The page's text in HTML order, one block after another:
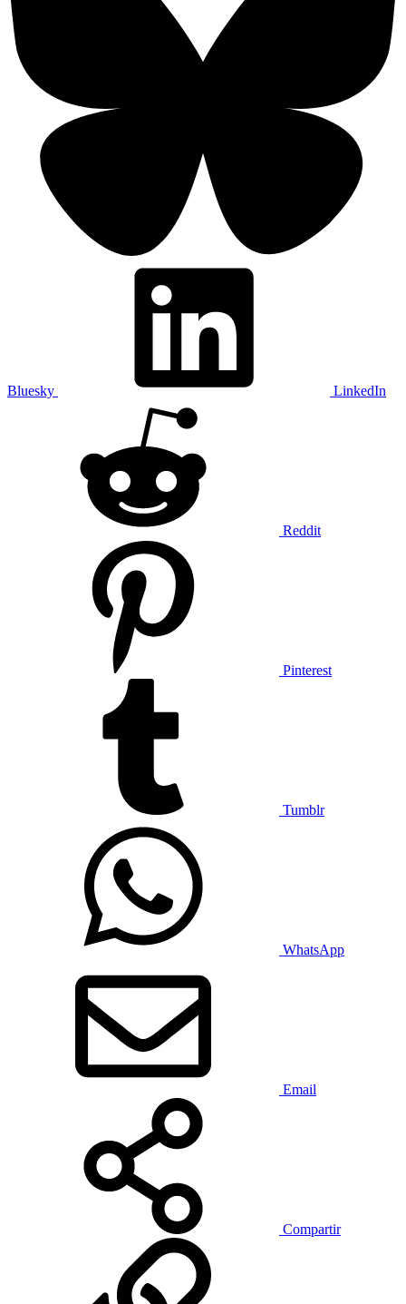
Bluesky LinkedIn
Reddit
Pinterest
Tumblr
WhatsApp
Email
Compartir